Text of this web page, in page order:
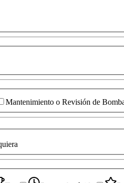
Mantenimiento o Revisión de